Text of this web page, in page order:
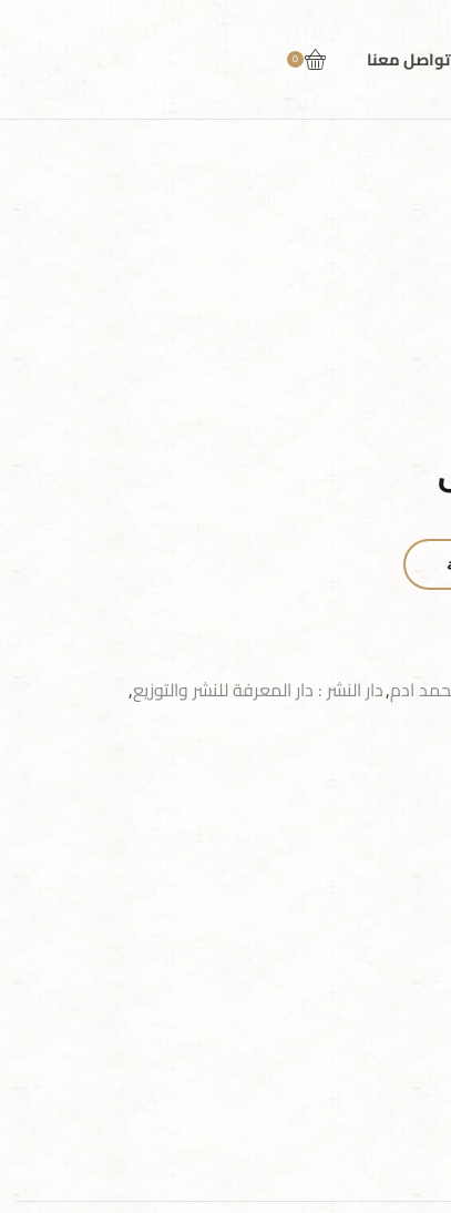
تواصل معنا 0
ادم,دار النشر : دار المعرفة للنشر والتوزيع,